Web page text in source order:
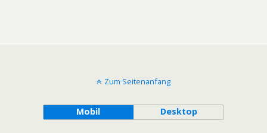
Zum Seitenanfang
Mobil Desktop